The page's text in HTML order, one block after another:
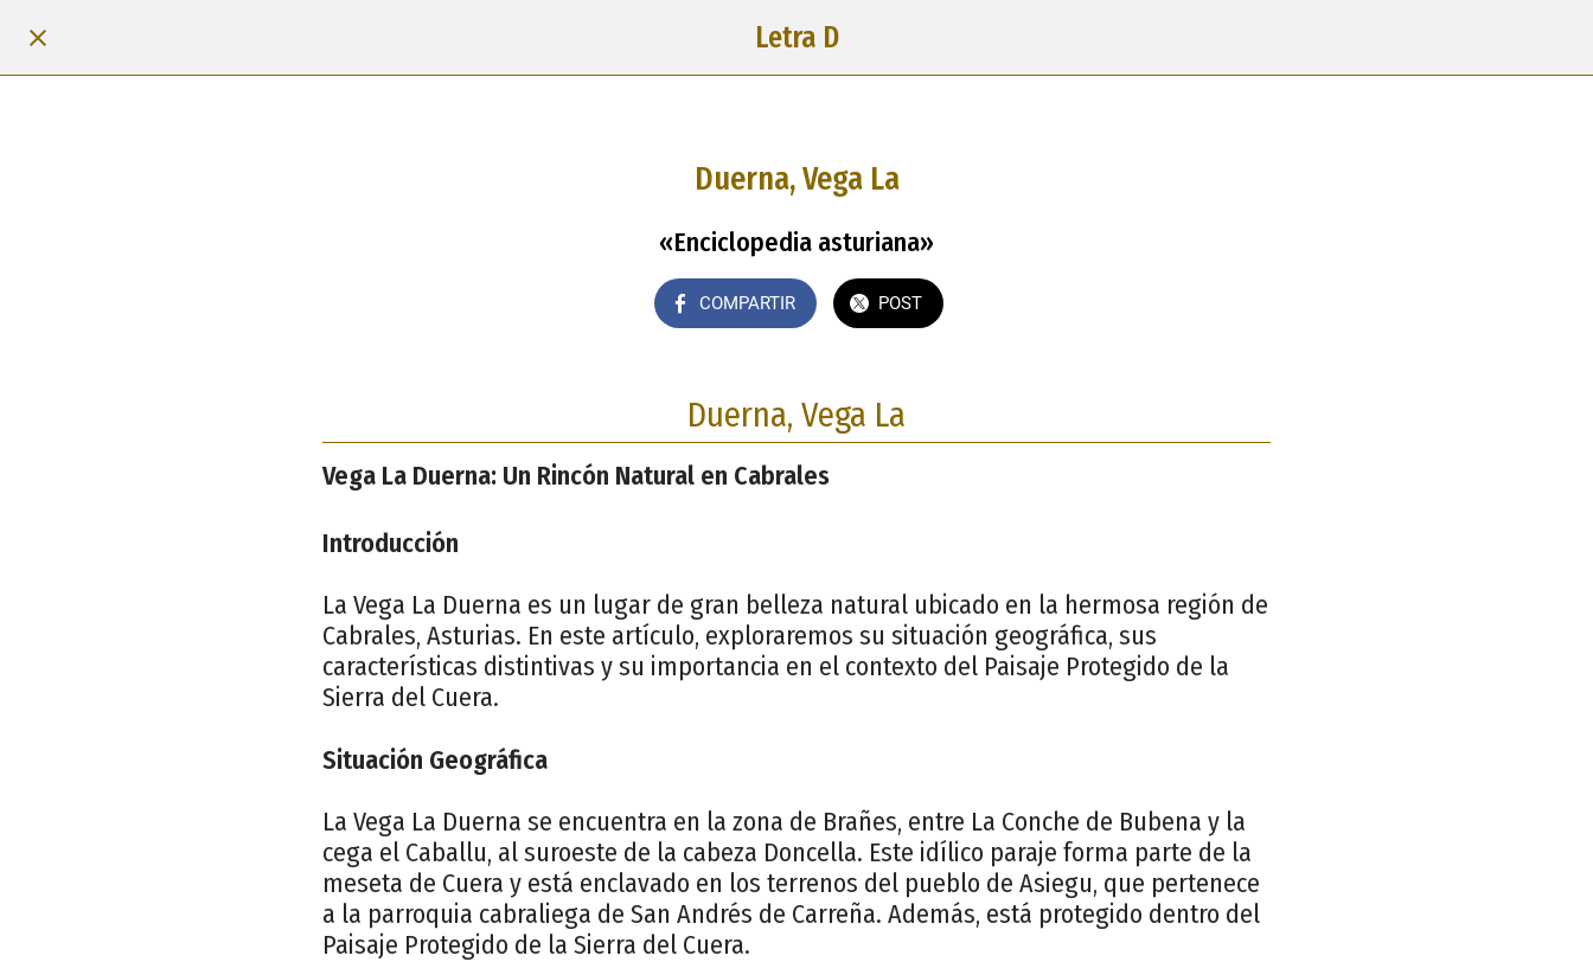
Letra D
Duerna, Vega La
«Enciclopedia asturiana»
COMPARTIR POST
Duerna, Vega La
Vega La Duerna: Un Rincón Natural en Cabrales
Introducción
La Vega La Duerna es un lugar de gran belleza natural ubicado en la hermosa región de
Cabrales, Asturias. En este artículo, exploraremos su situación geográfica, sus
características distintivas y su importancia en el contexto del Paisaje Protegido de la
Sierra del Cuera.
Situación Geográfica
La Vega La Duerna se encuentra en la zona de Brañes, entre La Conche de Bubena y la
cega el Caballu, al suroeste de la cabeza Doncella. Este idílico paraje forma parte de la
meseta de Cuera y está enclavado en los terrenos del pueblo de Asiegu, que pertenece
a la parroquia cabraliega de San Andrés de Carreña. Además, está protegido dentro del
Paisaje Protegido de la Sierra del Cuera.